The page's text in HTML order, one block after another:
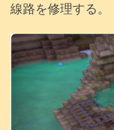
線路を修理する。